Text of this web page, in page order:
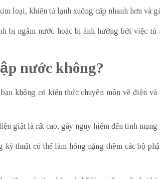
loại, khiến tủ lạnh xuống cấp nhanh hơn và
bị ngâm nước hoặc bị ảnh hưởng bởi việc
nước không?
không có kiến thức chuyên môn về điện
giật là rất cao, gây nguy hiểm đến tính
thuật có thể làm hỏng nặng thêm các bộ